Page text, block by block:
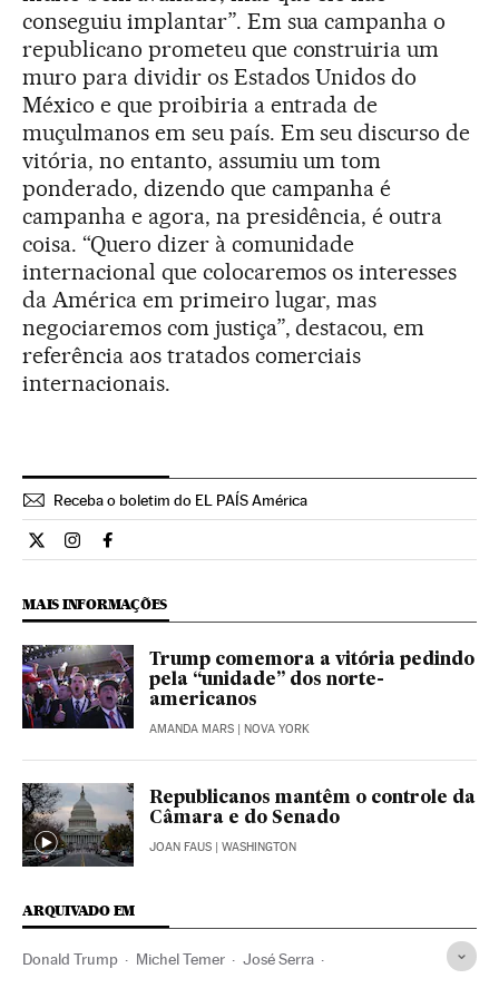
conseguiu implantar”. Em sua campanha o
republicano prometeu que construiria um
muro para dividir os Estados Unidos do
México e que proibiria a entrada de
muçulmanos em seu país. Em seu discurso de
vitória, no entanto, assumiu um tom
ponderado, dizendo que campanha é
campanha e agora, na presidência, é outra
coisa. “Quero dizer à comunidade
internacional que colocaremos os interesses
da América em primeiro lugar, mas
negociaremos com justiça”, destacou, em
referência aos tratados comerciais
internacionais.
Receba o boletim do EL PAÍS América
Internacional El País Brasil en Twitter
Internacional El País Brasil en Instagram
Internacional El País Brasil en Facebook
MAIS INFORMAÇÕES
Trump comemora a vitória pedindo
pela “unidade” dos norte-
americanos
AMANDA MARS | NOVA YORK
Republicanos mantêm o controle da
Câmara e do Senado
JOAN FAUS | WASHINGTON
ARQUIVADO EM
Donald Trump Michel Temer José Serra